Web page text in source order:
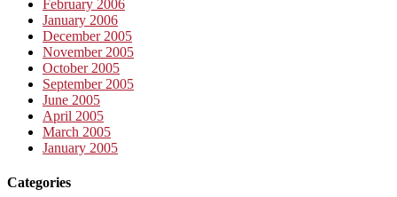
February 2006
January 2006
December 2005
November 2005
October 2005
September 2005
June 2005
April 2005
March 2005
January 2005
Categories